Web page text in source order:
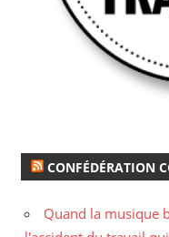
CONFÉDÉRATION
Quand la musique